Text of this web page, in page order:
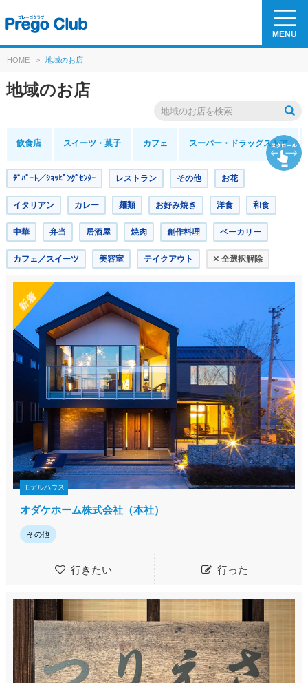
MENU
HOME > 地域のお店
地域のお店
飲食店 スイーツ ・菓子 カフェ スーパー・ ドラッグストア
ﾃﾞﾊﾟｰﾄ／ｼｮｯﾋﾟﾝｸﾞｾﾝﾀｰ レストラン その他 お花
イタリアン カレー 麺類 お好み焼き 洋食 和食
中華 弁当 居酒屋 焼肉 創作料理 ベーカリー
カフェ／スイーツ 美容室 テイクアウト × 全選択解除
モデルハウス
オダケホーム株式会社（本社）
その他
行きたい 行った